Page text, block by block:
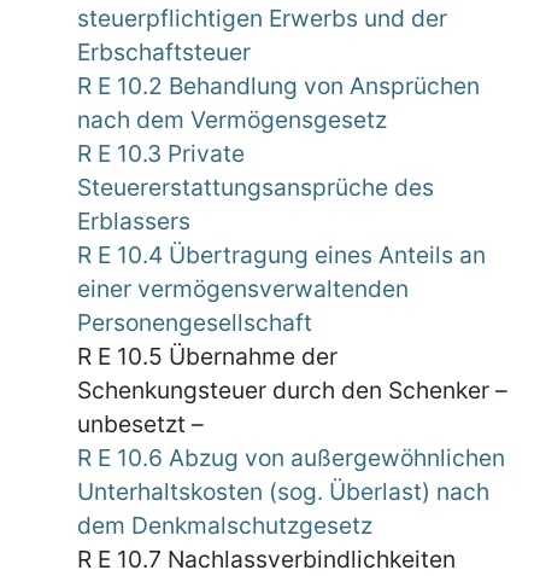
steuerpflichtigen Erwerbs und der
Erbschaftsteuer
R E 10.2 Behandlung von Ansprüchen
nach dem Vermögensgesetz
R E 10.3 Private
Steuererstattungsansprüche des
Erblassers
R E 10.4 Übertragung eines Anteils an
einer vermögensverwaltenden
Personengesellschaft
R E 10.5 Übernahme der
Schenkungsteuer durch den Schenker –
unbesetzt –
R E 10.6 Abzug von außergewöhnlichen
Unterhaltskosten (sog. Überlast) nach
dem Denkmalschutzgesetz
R E 10.7 Nachlassverbindlichkeiten